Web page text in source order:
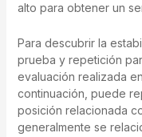
alto para obtener un
Para descubrir la
prueba y repetición
evaluación realizada
continuación, puede
posición relacionada
generalmente se